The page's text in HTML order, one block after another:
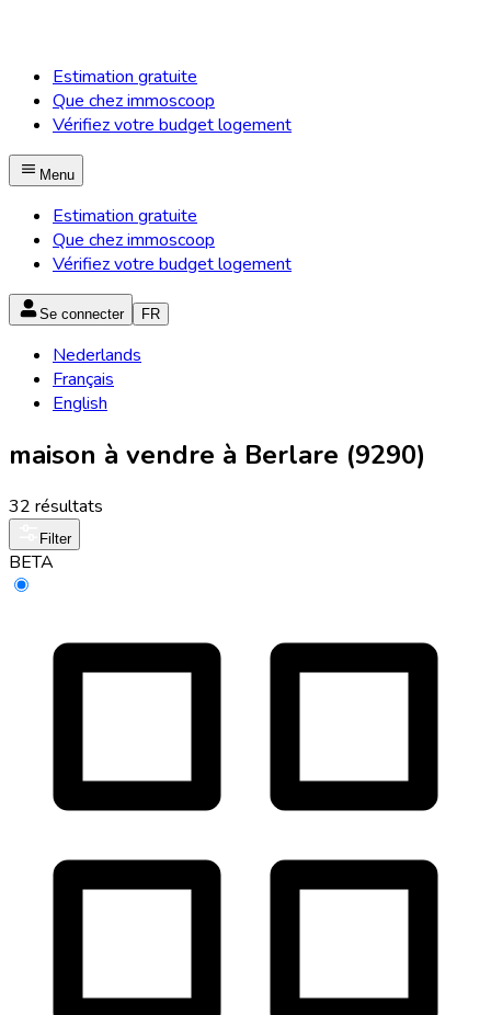
Estimation gratuite
Que chez immoscoop
Vérifiez votre budget logement
Menu
Estimation gratuite
Que chez immoscoop
Vérifiez votre budget logement
Se connecter FR
Nederlands
Français
English
maison à vendre à Berlare (9290)
32 résultats
Filter
BETA